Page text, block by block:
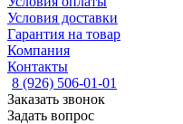
Условия доставки
Гарантия на товар
Компания
Контакты
8 (926) 506-01-01
Заказать звонок
Задать вопрос